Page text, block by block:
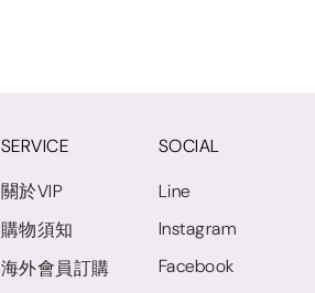
SERVICE
關於VIP
購物須知
海外會員訂購
SOCIAL
Line
Instagram
Facebook